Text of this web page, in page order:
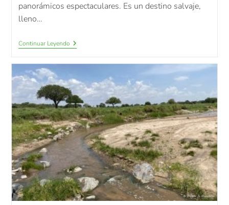
panorámicos espectaculares. Es un destino salvaje,
lleno…
Continuar Leyendo